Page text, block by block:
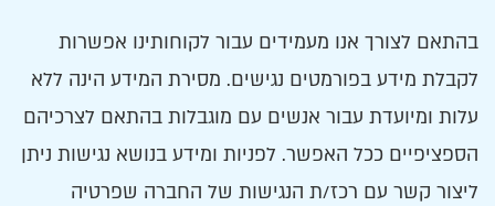
בהתאם לצורך אנו מעמידים עבור לקוחותינו אפשרות
לקבלת מידע בפורמטים נגישים. מסירת המידע הינה ללא
עלות ומיועדת עבור אנשים עם מוגבלות בהתאם לצרכיהם
הספציפיים ככל האפשר. לפניות ומידע בנושא נגישות ניתן
ליצור קשר עם רכז/ת הנגישות של החברה שפרטיה